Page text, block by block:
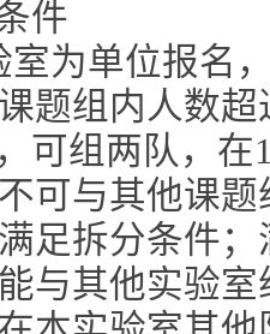
件
室为单位报名
题组内人数
可组两队，
可与其他课
足拆分条件
与其他实验